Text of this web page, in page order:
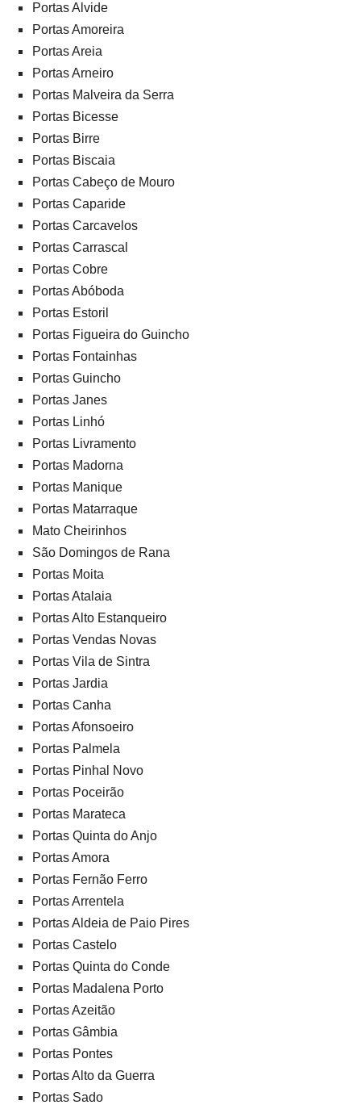
Portas Alvide
Portas Amoreira
Portas Areia
Portas Arneiro
Portas Malveira da Serra
Portas Bicesse
Portas Birre
Portas Biscaia
Portas Cabeço de Mouro
Portas Caparide
Portas Carcavelos
Portas Carrascal
Portas Cobre
Portas Abóboda
Portas Estoril
Portas Figueira do Guincho
Portas Fontainhas
Portas Guincho
Portas Janes
Portas Linhó
Portas Livramento
Portas Madorna
Portas Manique
Portas Matarraque
Mato Cheirinhos
São Domingos de Rana
Portas Moita
Portas Atalaia
Portas Alto Estanqueiro
Portas Vendas Novas
Portas Vila de Sintra
Portas Jardia
Portas Canha
Portas Afonsoeiro
Portas Palmela
Portas Pinhal Novo
Portas Poceirão
Portas Marateca
Portas Quinta do Anjo
Portas Amora
Portas Fernão Ferro
Portas Arrentela
Portas Aldeia de Paio Pires
Portas Castelo
Portas Quinta do Conde
Portas Madalena Porto
Portas Azeitão
Portas Gâmbia
Portas Pontes
Portas Alto da Guerra
Portas Sado